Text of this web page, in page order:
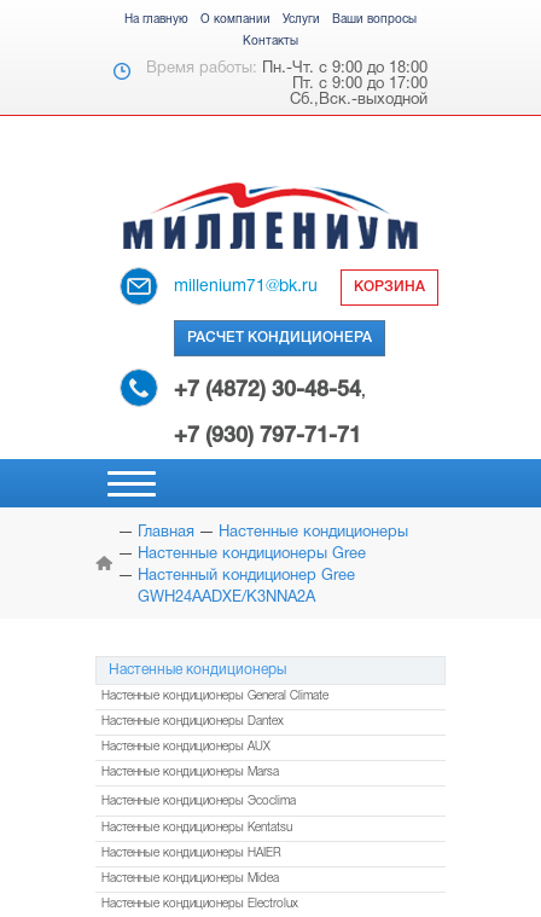
На главную О компании Услуги
Ваши вопросы
Контакты
Время работы: Пн.-Чт. с 9:00 до 18:00
Пт. с 9:00 до 17:00
Сб.,Вск.-выходной
millenium71@bk.ru КОРЗИНА
РАСЧЕТ КОНДИЦИОНЕРА
+7 (4872) 30-48-54,
+7 (930) 797-71-71
НАСТЕННЫЕ
КОНДИЦИОНЕРЫ
МУЛЬТИ
НАПОЛЬНО-ПОТОЛОЧНЫЕ
СИСТЕМЫ
КАССЕТНЫЕ
КОНДИЦИОНЕРЫ
КОЛОННЫЕ
КОНДИЦИОНЕРЫ
МОБИЛЬНЫЕ
КОНДИЦИОНЕРЫ
Главная
Настенные кондиционеры
Настенные кондиционеры Gree
Настенный кондиционер Gree
GWH24AADXE/K3NNA2A
Настенные кондиционеры
Настенные кондиционеры General Climate
Настенные кондиционеры Dantex
Настенные кондиционеры AUX
Настенные кондиционеры Marsa
Настенные кондиционеры Эcoclima
Настенные кондиционеры Kentatsu
Настенные кондиционеры HAIER
Настенные кондиционеры Midea
Настенные кондиционеры Electrolux